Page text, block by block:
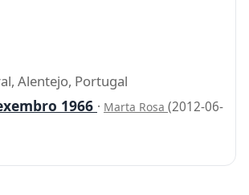
Alentejo, Portugal
1966 · Marta Rosa (2012-06-